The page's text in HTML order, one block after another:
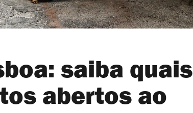
saiba quais
abertos ao